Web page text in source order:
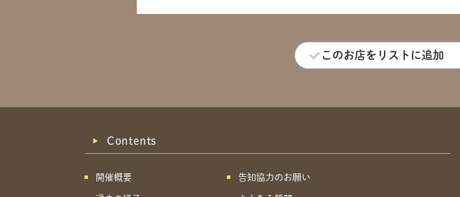
このお店をリストに追加
Contents
開催概要 告知協力のお願い